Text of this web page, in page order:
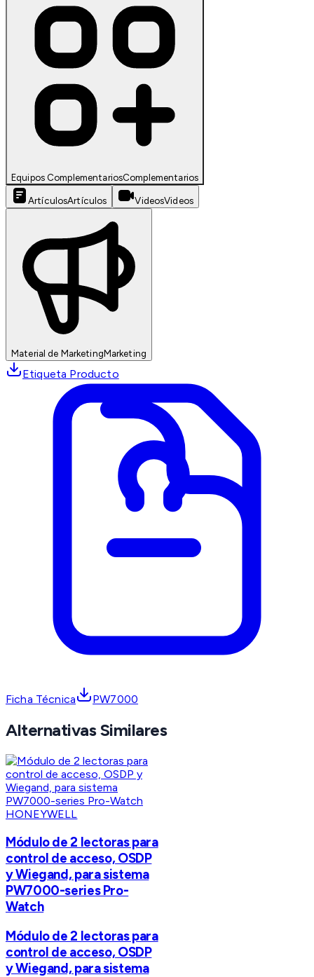
Equipos ComplementariosComplementarios
ArtículosArtículos VideosVideos
Material de MarketingMarketing
Etiqueta Producto
Ficha Técnica PW7000
Alternativas Similares
HONEYWELL
Módulo de 2 lectoras para
control de acceso, OSDP
y Wiegand, para sistema
PW7000-series Pro-
Watch
Módulo de 2 lectoras para
control de acceso, OSDP
y Wiegand, para sistema